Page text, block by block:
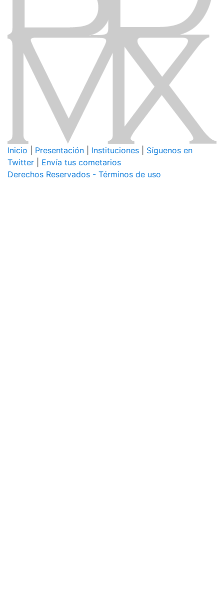
Inicio Presentación Instituciones
Síguenos en
Twitter
Envía tus cometarios
Derechos Reservados - Términos de uso